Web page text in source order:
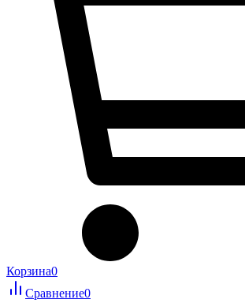
Корзина0
Сравнение0